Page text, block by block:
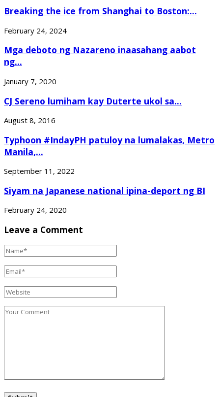
Breaking the ice from Shanghai to Boston:...
February 24, 2024
Mga deboto ng Nazareno inaasahang aabot
ng...
January 7, 2020
CJ Sereno lumiham kay Duterte ukol sa...
August 8, 2016
Typhoon #IndayPH patuloy na lumalakas, Metro
Manila,...
September 11, 2022
Siyam na Japanese national ipina-deport ng BI
February 24, 2020
Leave a Comment